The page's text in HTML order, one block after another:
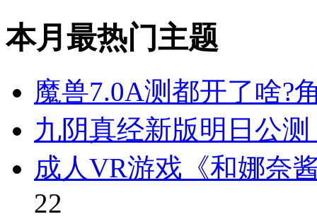
本月最热门主题
魔兽7.0A测都开了啥?
九阴真经新版明日公
成人VR游戏《和娜奈
22